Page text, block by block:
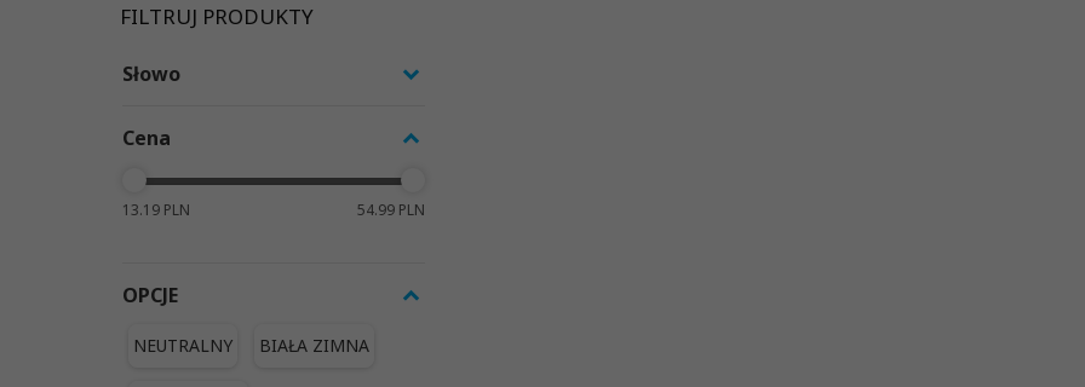
FILTRUJ PRODUKTY
Słowo
Cena
13.19 PLN 54.99 PLN
OPCJE
NEUTRALNY BIAŁA ZIMNA